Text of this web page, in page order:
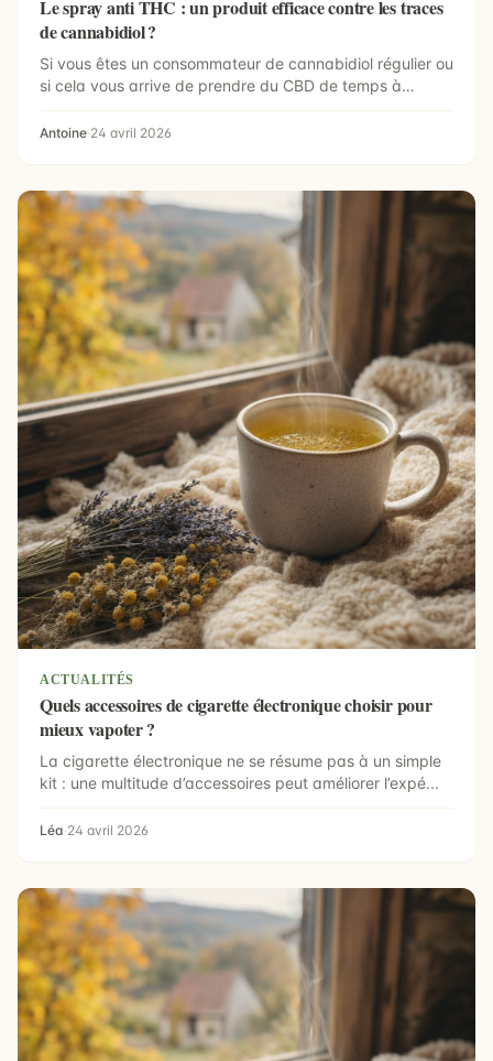
Le spray anti THC : un produit efficace contre les traces
de cannabidiol ?
Si vous êtes un consommateur de cannabidiol régulier ou
si cela vous arrive de prendre du CBD de temps à
autre...
Antoine·24 avril 2026
ACTUALITÉS
Quels accessoires de cigarette électronique choisir pour
mieux vapoter ?
La cigarette électronique ne se résume pas à un simple
kit : une multitude d’accessoires peut améliorer l’expé...
Léa·24 avril 2026